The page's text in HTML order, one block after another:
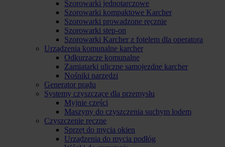
Szorowarki jednotarczowe
Szorowarki kompaktowe Karcher
Szorowarki prowadzone ręcznie
Szorowarki step-on
Szorowarki Karcher z fotelem dla operatora
Urządzenia komunalne karcher
Odkurzacze komunalne
Zamiatarki uliczne samojezdne karcher
Nośniki narzędzi
Generator prądu
Systemy czyszczące dla przemysłu
Myjnie części
Maszyny do czyszczenia suchym lodem
Czyszczenie ręczne
Sprzęt do mycia okien
Urządzenia do mycia podłóg